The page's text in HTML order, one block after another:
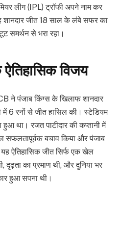
लीग (IPL) ट्रॉफी अपने नाम कर
जीत 18 साल के लंबे सफर का
समर्थन से भरा रहा।
विजय
ने पंजाब किंग्स के खिलाफ शानदार
में 6 रनों से जीत हासिल की। स्टेडियम
था। रजत पाटीदार की कप्तानी में
बचाव किया और पंजाब
ऐतिहासिक जीत सिर्फ एक खेल
दृढ़ता का प्रमाण थी, और दुनिया भर
हुआ सपना थी।